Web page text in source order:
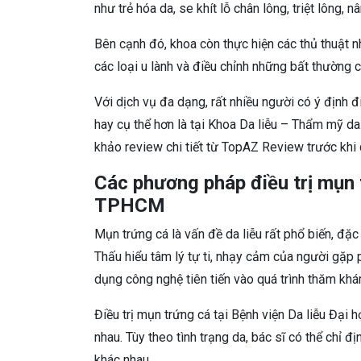
như trẻ hóa da, se khít lỗ chân lông, triệt lông,
Bên cạnh đó, khoa còn thực hiện các thủ thuật
các loại u lành và điều chỉnh những bất thường
Với dịch vụ đa dạng, rất nhiều người có ý định
hay cụ thể hơn là tại Khoa Da liễu – Thẩm mỹ
khảo review chi tiết từ TopAZ Review trước
Các phương pháp điều trị
TPHCM
Mụn trứng cá là vấn đề da liễu rất phổ biến,
Thấu hiểu tâm lý tự ti, nhạy cảm của người gặp
dụng công nghệ tiên tiến vào quá trình thăm
Điều trị mụn trứng cá tại Bệnh viện Da liễu Đại
nhau. Tùy theo tình trạng da, bác sĩ có thể chỉ